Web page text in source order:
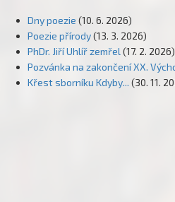
Dny poezie (10. 6. 2026)
Poezie přírody(13. 3. 2026)
PhDr. Jiří Uhlíř zemřel (17. 2. 2026)
Pozvánka na zakončení XX.
Křest sborníku Kdyby... (30. 11.